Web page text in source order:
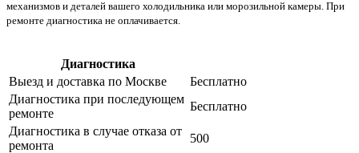
механизмов и деталей вашего холодильника или морозильной камеры. При
ремонте диагностика не оплачивается.
Диагностика
Выезд и доставка по Москве
Бесплатно
Диагностика при последующем
ремонте
Бесплатно
Диагностика в случае отказа от
ремонта
500